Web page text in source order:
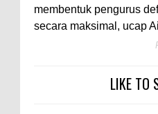
membentuk pengurus
secara maksimal, ucap
LIKE TO